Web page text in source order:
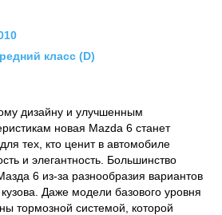
класс (D)
дизайну и улучшенным
новая Mazda 6 станет
тех, кто ценит в автомобиле
и элегантность. Большинство
6 из-за разнообразия вариантов
Даже модели базового уровня
тормозной системой, которой